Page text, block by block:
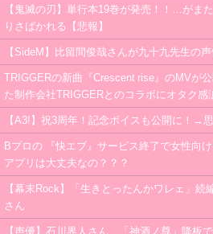
【鬼滅の刃】単行本19巻が発売！！…がま
りさばかれる【悲報】
【SideM】比留間俊哉さんが九十九先生の
TRIGGERの新曲『Crescent rise』のMVが
た制作会社TRIGGERとのコラボにオタク感
【A3!】祝3周年！記念ボイスも公開に！→
Bプロの 『快エブ』サービス終了で女性向
アプリは大丈夫なの？？？
【幕末Rock】「生きとったんかワレェ」続
さん
【声優】石川界人さん、「神酒ノ尊」降板